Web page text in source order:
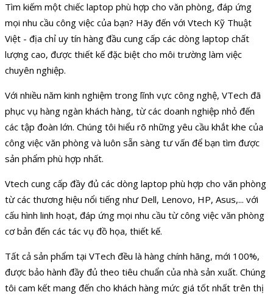
Tìm kiếm một chiếc laptop phù hợp cho văn phòng, đáp ứng
mọi nhu cầu công việc của bạn? Hãy đến với Vtech Kỹ Thuật
Việt - địa chỉ uy tín hàng đầu cung cấp các dòng laptop chất
lượng cao, được thiết kế đặc biệt cho môi trường làm việc
chuyên nghiệp.
Với nhiều năm kinh nghiệm trong lĩnh vực công nghệ, VTech đã
phục vụ hàng ngàn khách hàng, từ các doanh nghiệp nhỏ đến
các tập đoàn lớn. Chúng tôi hiểu rõ những yêu cầu khắt khe của
công việc văn phòng và luôn sẵn sàng tư vấn để bạn tìm được
sản phẩm phù hợp nhất.
Vtech cung cấp đầy đủ các dòng laptop phù hợp cho văn phòng
từ các thương hiệu nổi tiếng như Dell, Lenovo, HP, Asus,... với
cấu hình linh hoạt, đáp ứng mọi nhu cầu từ công việc văn phòng
cơ bản đến các tác vụ đồ họa, thiết kế.
Tất cả sản phẩm tại VTech đều là hàng chính hãng, mới 100%,
được bảo hành đầy đủ theo tiêu chuẩn của nhà sản xuất. Chúng
tôi cam kết mang đến cho khách hàng mức giá tốt nhất trên thị